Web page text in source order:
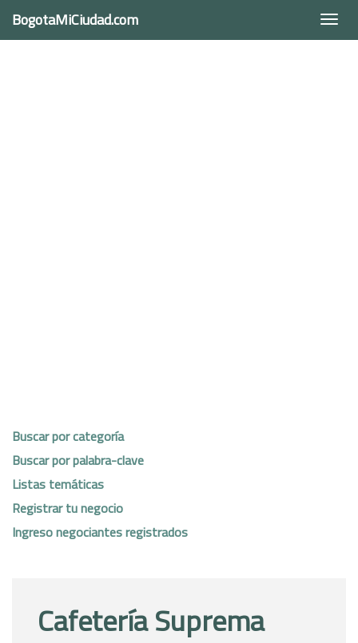
BogotaMiCiudad.com
Buscar por categoría
Buscar por palabra-clave
Listas temáticas
Registrar tu negocio
Ingreso negociantes registrados
Cafetería Suprema